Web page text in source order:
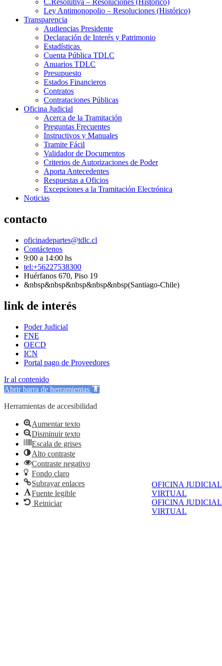
OFICINA JUDICIAL
VIRTUAL
OFICINA JUDICIAL
VIRTUAL
C.Resolutiva – Resoluciones (Histórico)
Ley Antimonopolio – Resoluciones (Histórico)
Transparencia
Audiencias Presidente
Declaración de Interés y Patrimonio
Estadísticas
Cuenta Pública TDLC
Anuarios TDLC
Presupuesto
Estados Financieros
Contratos
Contrataciones Públicas
Oficina Judicial
Acerca de la Tramitación
Preguntas Frecuentes
Instructivos y Manuales
Tramite Fácil
Validador de Documentos
Criterios de Autorizaciones de Poder
Aporta Antecedentes
Respuestas a Oficios
Excepciones a la Tramitación Electrónica
Noticias
contacto
oficinadepartes@tdlc.cl
Contáctenos
9:00 a 14:00 hs
tel:+56227538300
Huérfanos 670, Piso 19
&nbsp&nbsp&nbsp&nbsp&nbsp(Santiago-Chile)
link de interés
Poder Judicial
FNE
OECD
ICN
Portal pago de Proveedores
Ir al contenido
Abrir barra de herramientas
Herramientas de accesibilidad
Aumentar texto
Disminuir texto
Escala de grises
Alto contraste
Contraste negativo
Fondo claro
Subrayar enlaces
Fuente legible
Reiniciar